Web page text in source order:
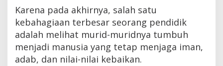
Karena pada akhirnya, salah satu
kebahagiaan terbesar seorang pendidik
adalah melihat murid-muridnya tumbuh
menjadi manusia yang tetap menjaga iman,
adab, dan nilai-nilai kebaikan.